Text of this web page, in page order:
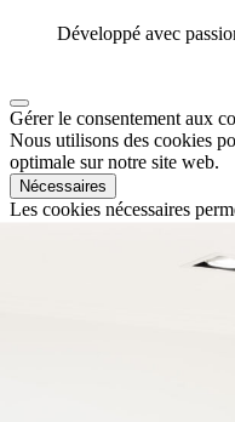
Développé avec
Gérer le consentement aux
Nous utilisons des cookies
optimale sur notre site web.
Nécessaires
Les cookies nécessaires
ce site, telles que la
préférences en matière de
aucune donnée personnelle
Les cookies fonctionnels
site Web en mémorisant les
nom d'utilisateur, la langue
trouvez) et en fournissant